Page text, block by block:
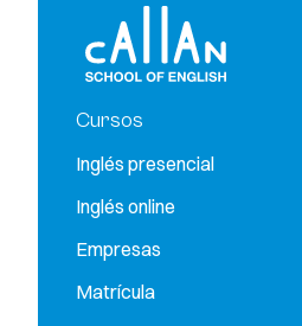
Cursos
Inglés presencial
Inglés online
Empresas
Matrícula